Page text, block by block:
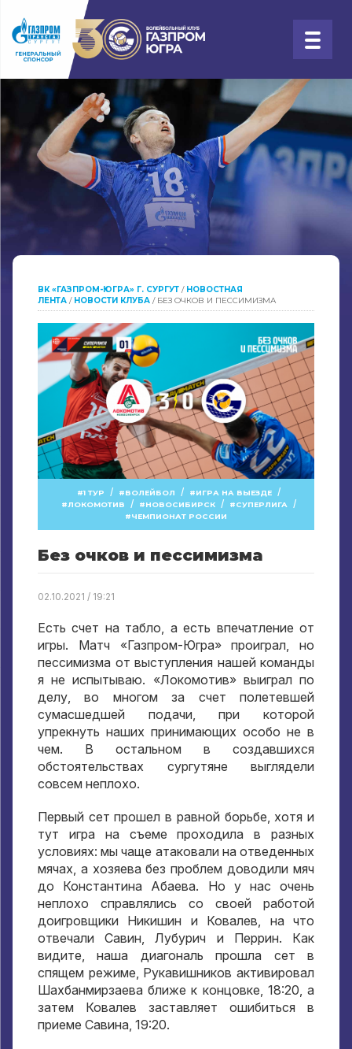
ВК «ГАЗПРОМ-ЮГРА» Г. СУРГУТ / НОВОСТНАЯ
ЛЕНТА / НОВОСТИ КЛУБА / БЕЗ ОЧКОВ И ПЕССИМИЗМА
1 ТУР / ВОЛЕЙБОЛ / ИГРА НА ВЫЕЗДЕ /
ЛОКОМОТИВ / НОВОСИБИРСК / СУПЕРЛИГА /
ЧЕМПИОНАТ РОССИИ
Без очков и пессимизма
02.10.2021 / 19:21
Есть счет на табло, а есть впечатление от
игры. Матч «Газпром-Югра» проиграл, но
пессимизма от выступления нашей команды
я не испытываю. «Локомотив» выиграл по
делу, во многом за счет полетевшей
сумасшедшей подачи, при которой
упрекнуть наших принимающих особо не в
чем. В остальном в создавшихся
обстоятельствах сургутяне выглядели
совсем неплохо.
Первый сет прошел в равной борьбе, хотя и
тут игра на съеме проходила в разных
условиях: мы чаще атаковали на отведенных
мячах, а хозяева без проблем доводили мяч
до Константина Абаева. Но у нас очень
неплохо справлялись со своей работой
доигровщики Никишин и Ковалев, на что
отвечали Савин, Лубурич и Перрин. Как
видите, наша диагональ прошла сет в
спящем режиме, Рукавишников активировал
Шахбанмирзаева ближе к концовке, 18:20, а
затем Ковалев заставляет ошибиться в
приеме Савина, 19:20.